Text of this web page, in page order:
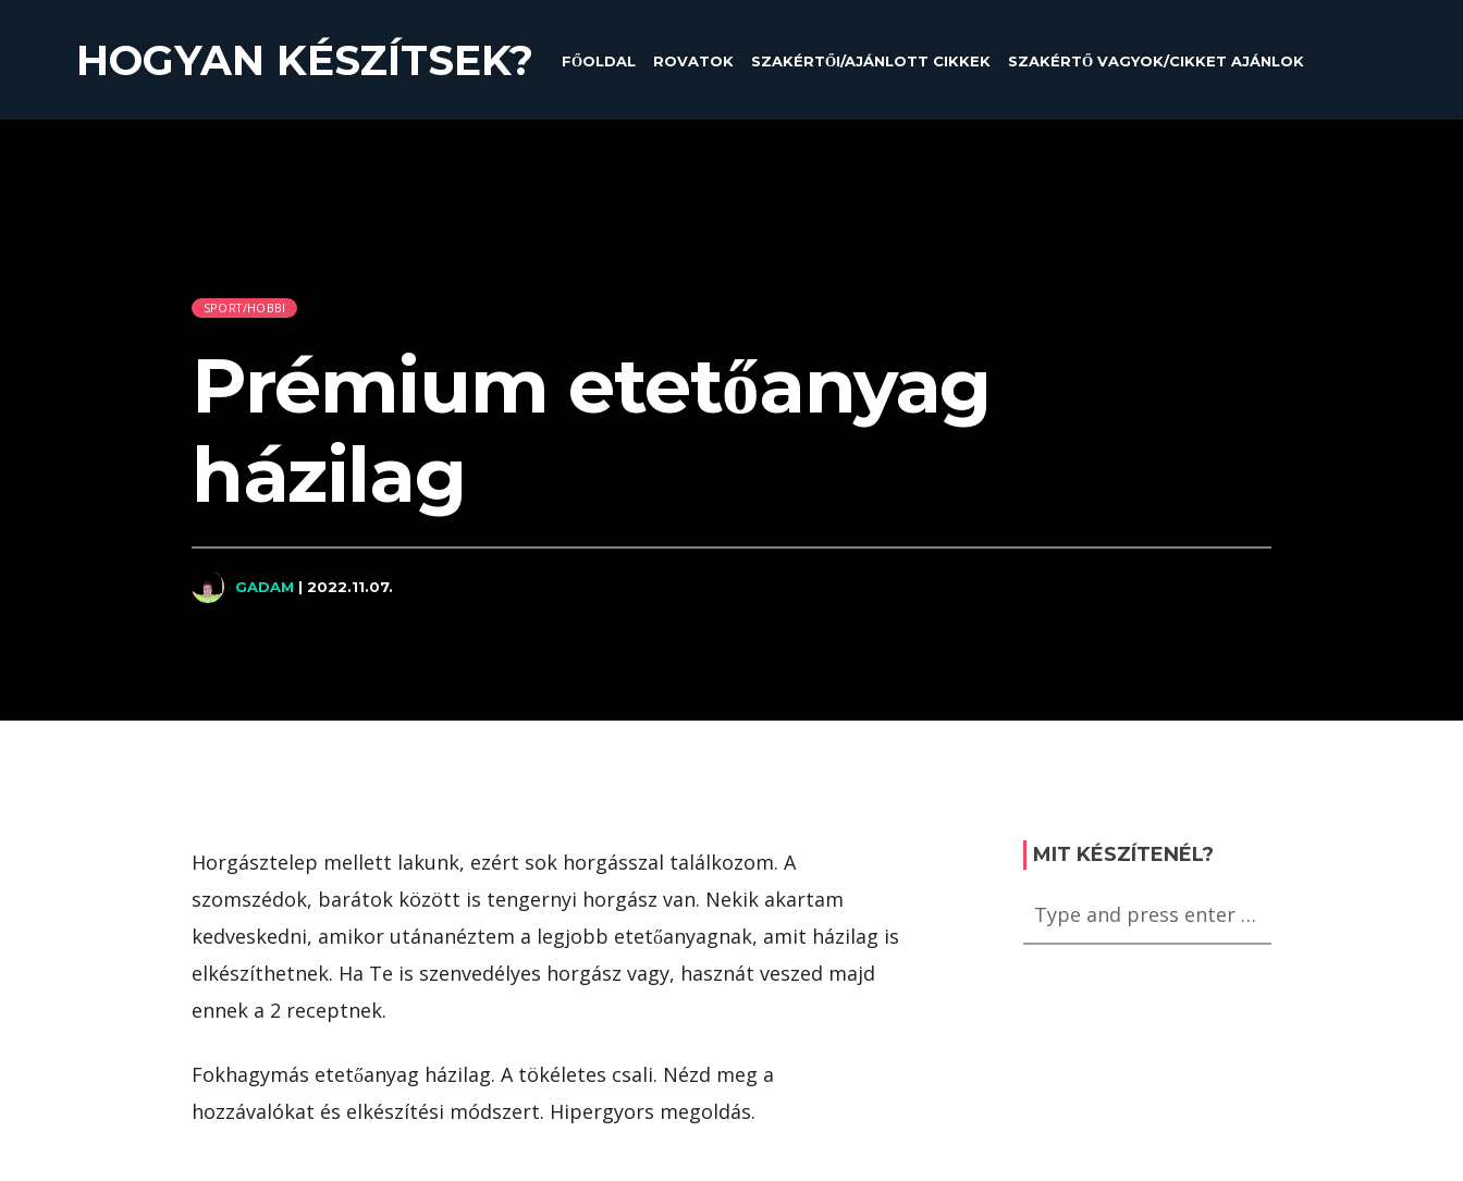
HOGYAN KÉSZÍTSEK? FŐOLDAL ROVATOK SZAKÉRTŐI/AJÁNLOTT CIKKEK SZAKÉRTŐ VAGYOK/CIKKET AJÁNLOK
SPORT/HOBBI
Prémium etetőanyag
házilag
GADAM | 2022.11.07.
Horgásztelep mellett lakunk, ezért sok horgásszal találkozom. A
szomszédok, barátok között is tengernyi horgász van. Nekik akartam
kedveskedni, amikor utánanéztem a legjobb etetőanyagnak, amit házilag is
elkészíthetnek. Ha Te is szenvedélyes horgász vagy, hasznát veszed majd
ennek a 2 receptnek.
Fokhagymás etetőanyag házilag. A tökéletes csali. Nézd meg a
hozzávalókat és elkészítési módszert. Hipergyors megoldás.
MIT KÉSZÍTENÉL?